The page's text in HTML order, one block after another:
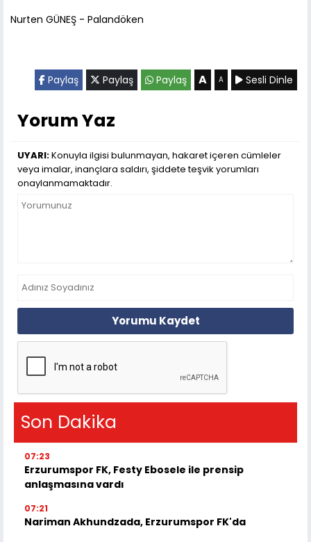
Nurten GÜNEŞ - Palandöken
Paylaş Paylaş Paylaş A A Sesli Dinle
Yorum Yaz
UYARI:Konuyla ilgisi bulunmayan, hakaret içeren cümleler
veya imalar, inançlara saldırı, şiddete teşvik yorumları
onaylanmamaktadır.
Yorumu Kaydet
Son Dakika
07:23
Erzurumspor FK, Festy Ebosele ile prensip
anlaşmasına vardı
07:21
Nariman Akhundzada, Erzurumspor FK'da